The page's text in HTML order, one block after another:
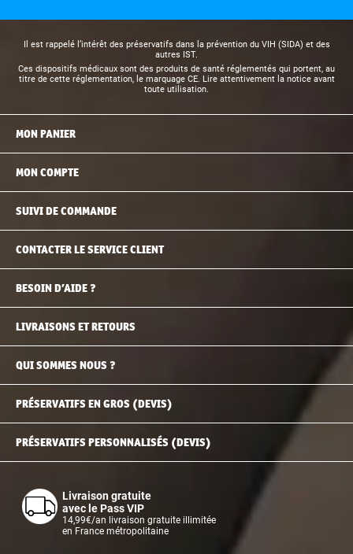
Il est rappelé l’intérêt des préservatifs dans la prévention du VIH (SIDA) et des
autres IST.
Ces dispositifs médicaux sont des produits de santé réglementés qui portent, au
titre de cette réglementation, le marquage CE. Lire attentivement la notice avant
toute utilisation.
MON PANIER
MON COMPTE
SUIVI DE COMMANDE
CONTACTER LE SERVICE CLIENT
BESOIN D’AIDE ?
LIVRAISONS ET RETOURS
QUI SOMMES NOUS ?
PRÉSERVATIFS EN GROS (DEVIS)
PRÉSERVATIFS PERSONNALISÉS (DEVIS)
Livraison gratuite
avec le Pass VIP
14,99€/an livraison gratuite illimitée
en France métropolitaine